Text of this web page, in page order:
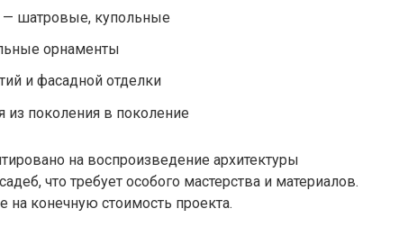
шатровые, купольные
орнаменты
и фасадной отделки
из поколения в поколение
на воспроизведение архитектуры
что требует особого мастерства и материалов.
на конечную стоимость проекта.